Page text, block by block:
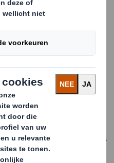
soepel worden geleverd
Daarnaast
van Aftermarket-
model
Park-locatie in Appleby
Koninkrijk.
verminderen,